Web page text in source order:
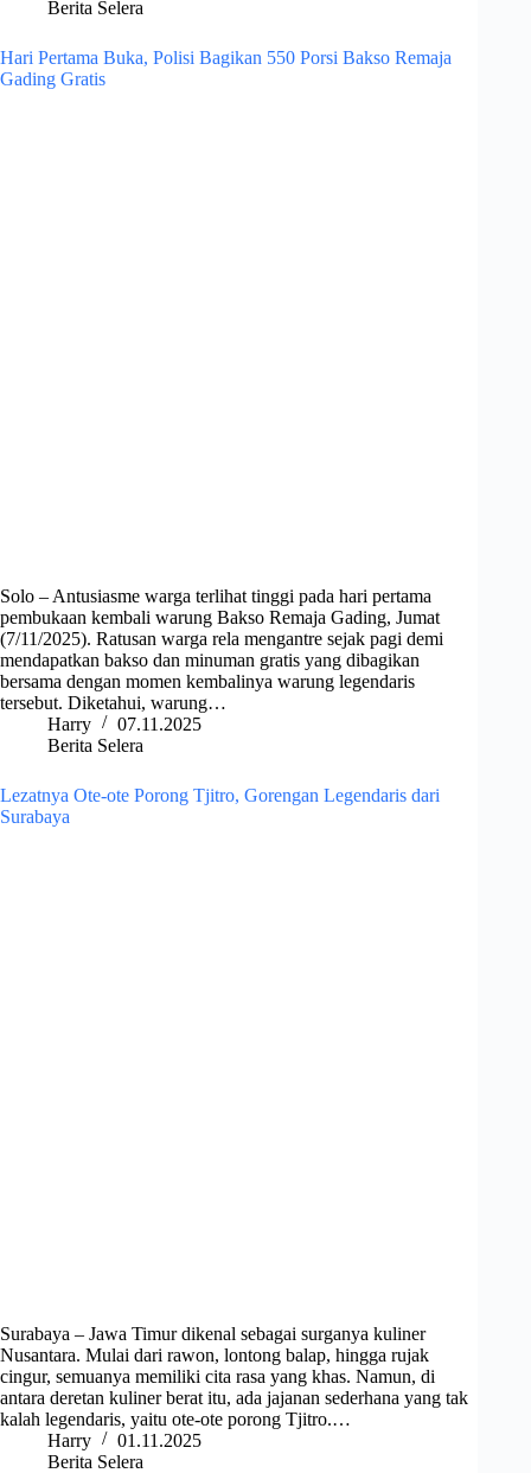
Berita Selera
Hari Pertama Buka, Polisi Bagikan 550 Porsi Bakso Remaja
Gading Gratis
Solo – Antusiasme warga terlihat tinggi pada hari pertama
pembukaan kembali warung Bakso Remaja Gading, Jumat
(7/11/2025). Ratusan warga rela mengantre sejak pagi demi
mendapatkan bakso dan minuman gratis yang dibagikan
bersama dengan momen kembalinya warung legendaris
tersebut. Diketahui, warung…
Harry
07.11.2025
Berita Selera
Lezatnya Ote-ote Porong Tjitro, Gorengan Legendaris dari
Surabaya
Surabaya – Jawa Timur dikenal sebagai surganya kuliner
Nusantara. Mulai dari rawon, lontong balap, hingga rujak
cingur, semuanya memiliki cita rasa yang khas. Namun, di
antara deretan kuliner berat itu, ada jajanan sederhana yang tak
kalah legendaris, yaitu ote-ote porong Tjitro.…
Harry
01.11.2025
Berita Selera